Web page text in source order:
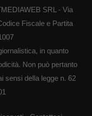
SRL - Via
Fiscale e Partita
in quanto
Non può pertanto
sensi della legge n. 62